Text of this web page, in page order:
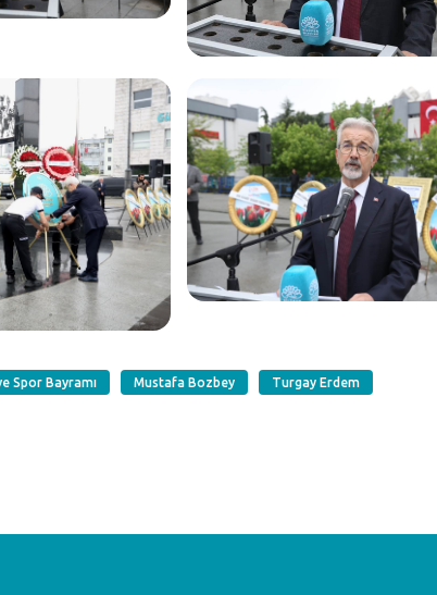
Spor Bayramı Mustafa Bozbey Turgay Erdem